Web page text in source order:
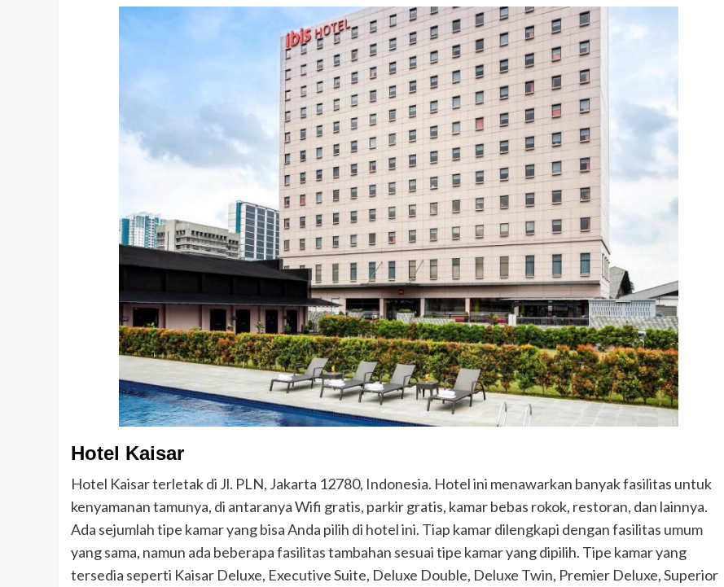
Hotel Kaisar
Hotel Kaisar terletak di Jl. PLN, Jakarta 12780, Indonesia. Hotel ini menawarkan banyak fasilitas untuk
kenyamanan tamunya, di antaranya Wifi gratis, parkir gratis, kamar bebas rokok, restoran, dan lainnya.
Ada sejumlah tipe kamar yang bisa Anda pilih di hotel ini. Tiap kamar dilengkapi dengan fasilitas umum
yang sama, namun ada beberapa fasilitas tambahan sesuai tipe kamar yang dipilih. Tipe kamar yang
tersedia seperti Kaisar Deluxe, Executive Suite, Deluxe Double, Deluxe Twin, Premier Deluxe, Superior